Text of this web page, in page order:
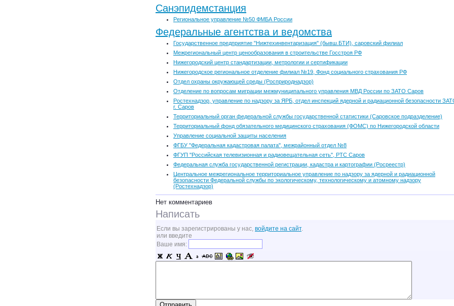
Санэпидемстанция
Региональное управление №50 ФМБА России
Федеральные агентства и ведомства
Государственное предприятие "Нижтехинвентаризация" (бывш.БТИ), саровский филиал
Межрегиональный центр ценообразования в строительстве Госстроя РФ
Нижегородский центр стандартизации, метрологии и сертификации
Нижегородское региональное отделение филиал №19, Фонд социального страхования РФ
Отдел охраны окружающей среды (Росприроднадзор)
Отделение по вопросам миграции межмуниципального управления МВД России по ЗАТО Саров
Ростехнадзор, управление по надзору за ЯРБ, отдел инспекций ядерной и радиационной безопасности
г. Саров
Территориальный орган федеральной службы государственной статистики (Саровское подразделение)
Территориальный фонд обязательного медицинского страхования (ФОМС) по Нижегородской области
Управление социальной защиты населения
ФГБУ "Федеральная кадастровая палата", межрайонный отдел №8
ФГУП "Российская телевизионная и радиовещательная сеть", РТС Саров
Федеральная служба государственной регистрации, кадастра и картографии (Росреестр)
Центральное межрегиональное территориальное управление по надзору за ядерной и радиационной
безопасности Федеральной службы по экологическому, технологическому и атомному надзору
(Ростехнадзор)
Нет комментариев
Написать
Если вы зарегистрированы у нас, войдите на сайт.
или введите
Ваше имя: